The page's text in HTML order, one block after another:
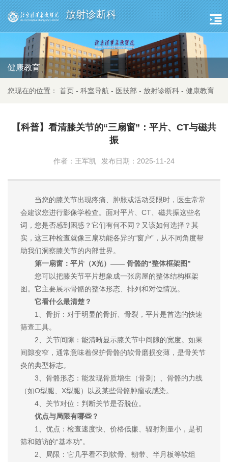
放射诊断科
健康教育
您现在的位置： 首页 - 科室导航 - 医技部 - 放射诊断科 - 健康教育
【科普】看清膝关节的“三扇窗”：平片、CT与磁共
振
作者：王军凯 发布日期：2025-11-24
当您的膝关节出现疼痛、肿胀或活动受限时，医生常常
会建议您进行影像学检查。面对平片、CT、磁共振这些名
词，您是否感到困惑？它们有何不同？又该如何选择？其
实，这三种检查就像三扇功能各异的“窗户”，从不同角度帮
助我们洞察膝关节的内部世界。
第一扇窗：平片（X光）—— 骨骼的“整体框架图”
您可以把膝关节平片想象成一张房屋的整体结构框架
图。它主要展示骨骼的整体形态、排列和对位情况。
它看什么最清楚？
1、骨折：对于明显的骨折、骨裂，平片是首选的快速
筛查工具。
2、关节间隙：能清晰显示膝关节中间隙的宽度。如果
间隙变窄，通常意味着保护骨骼的软骨磨损变薄，是骨关节
炎的典型标志。
3、骨骼形态：能发现骨质增生（骨刺）、骨骼的力线
（如O型腿、X型腿）以及某些骨骼肿瘤或感染。
4、关节对位：判断关节是否脱位。
优点与局限有哪些？
1、优点：检查速度快、价格低廉、辐射剂量小，是初
筛和随访的“基本功”。
2、局限：它几乎看不到软骨、韧带、半月板等软组